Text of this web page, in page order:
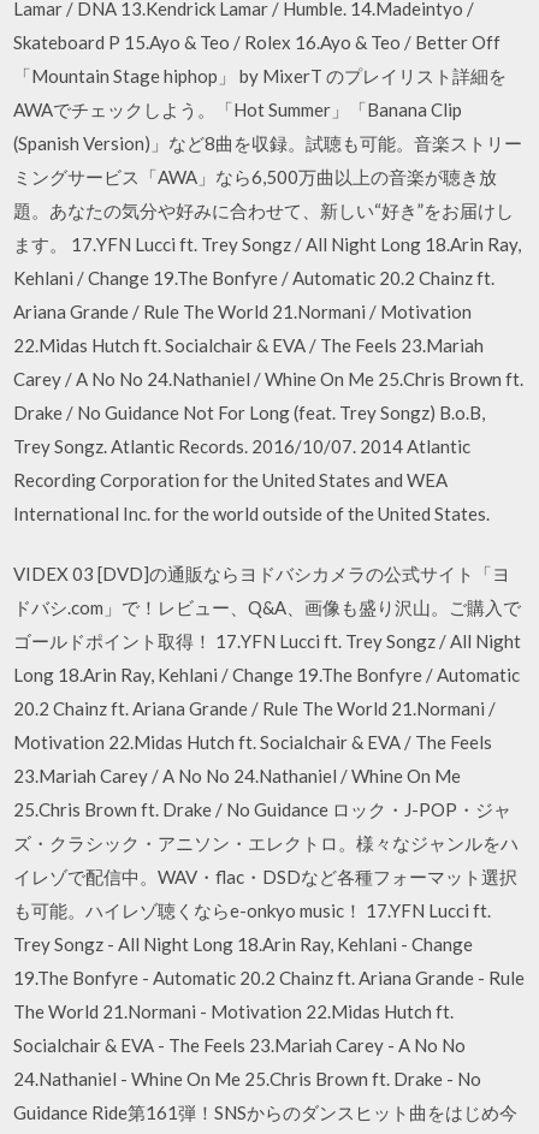
Lamar / DNA 13.Kendrick Lamar / Humble. 14.Madeintyo /
Skateboard P 15.Ayo & Teo / Rolex 16.Ayo & Teo / Better Off
「Mountain Stage hiphop」 by MixerT のプレイリスト詳細を
AWAでチェックしよう。「Hot Summer」「Banana Clip
(Spanish Version)」など8曲を収録。試聴も可能。音楽ストリー
ミングサービス「AWA」なら6,500万曲以上の音楽が聴き放
題。あなたの気分や好みに合わせて、新しい“好き”をお届けし
ます。 17.YFN Lucci ft. Trey Songz / All Night Long 18.Arin Ray,
Kehlani / Change 19.The Bonfyre / Automatic 20.2 Chainz ft.
Ariana Grande / Rule The World 21.Normani / Motivation
22.Midas Hutch ft. Socialchair & EVA / The Feels 23.Mariah
Carey / A No No 24.Nathaniel / Whine On Me 25.Chris Brown ft.
Drake / No Guidance Not For Long (feat. Trey Songz) B.o.B,
Trey Songz. Atlantic Records. 2016/10/07. 2014 Atlantic
Recording Corporation for the United States and WEA
International Inc. for the world outside of the United States.
VIDEX 03 [DVD]の通販ならヨドバシカメラの公式サイト「ヨ
ドバシ.com」で！レビュー、Q&A、画像も盛り沢山。ご購入で
ゴールドポイント取得！ 17.YFN Lucci ft. Trey Songz / All Night
Long 18.Arin Ray, Kehlani / Change 19.The Bonfyre / Automatic
20.2 Chainz ft. Ariana Grande / Rule The World 21.Normani /
Motivation 22.Midas Hutch ft. Socialchair & EVA / The Feels
23.Mariah Carey / A No No 24.Nathaniel / Whine On Me
25.Chris Brown ft. Drake / No Guidance ロック・J-POP・ジャ
ズ・クラシック・アニソン・エレクトロ。様々なジャンルをハ
イレゾで配信中。WAV・flac・DSDなど各種フォーマット選択
も可能。ハイレゾ聴くならe-onkyo music！ 17.YFN Lucci ft.
Trey Songz - All Night Long 18.Arin Ray, Kehlani - Change
19.The Bonfyre - Automatic 20.2 Chainz ft. Ariana Grande - Rule
The World 21.Normani - Motivation 22.Midas Hutch ft.
Socialchair & EVA - The Feels 23.Mariah Carey - A No No
24.Nathaniel - Whine On Me 25.Chris Brown ft. Drake - No
Guidance Ride第161弾！SNSからのダンスヒット曲をはじめ今